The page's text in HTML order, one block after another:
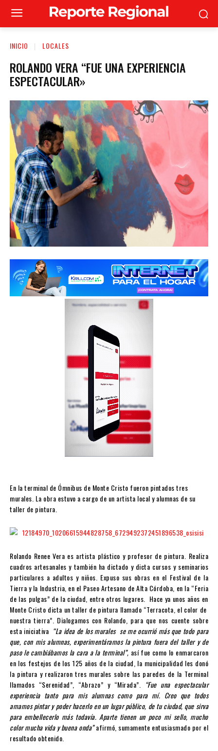
INICIO LOCALES
ROLANDO VERA “FUE UNA EXPERIENCIA
ESPECTACULAR»
En la terminal de Ómnibus de Monte Cristo fueron pintados tres
murales. La obra estuvo a cargo de un artista local y alumnas de su
taller de pintura.
Rolando Renee Vera es artista plástico y profesor de pintura. Realiza
cuadros artesanales y también ha dictado y dicta cursos y seminarios
particulares a adultos y niños. Expuso sus obras en el Festival de la
Tierra y la Industria, en el Paseo Artesano de Alta Córdoba, en la “Feria
de las pulgas” de la ciudad, entre otros lugares. Hace ya unos años en
Monte Cristo dicta un taller de pintura llamado “Terracota, el color de
nuestra tierra”. Dialogamos con Rolando, para que nos cuente sobre
esta iniciativa “La idea de los murales se me ocurrió más que todo para
que, con mis alumnas, experimentáramos la pintura fuera del taller y de
paso le cambiábamos la cara a la terminal”, así fue como lo enmarcaron
en los festejos de los 125 años de la ciudad, la municipalidad les donó
la pintura y realizaron tres murales sobre las paredes de la Terminal
llamados “Serenidad”, “Abrazo” y “Mirada”. “Fue una espectacular
experiencia tanto para mis alumnas como para mí. Creo que todos
amamos pintar y poder hacerlo en un lugar público, de tu ciudad, que sirva
para embellecerlo más todavía. Aparte tienen un poco mi sello, mucho
color mucha vida y buena onda”afirmó, sumamente entusiasmado por el
resultado obtenido.